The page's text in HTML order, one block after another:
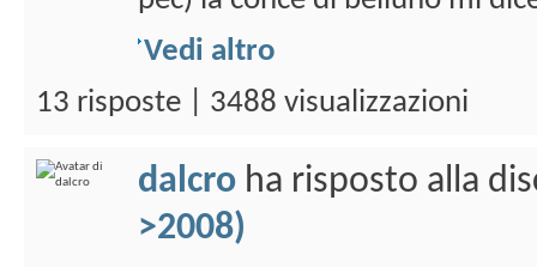
Vedi altro
13 risposte | 3488 visualizzazioni
dalcro ha risposto alla
>2008)